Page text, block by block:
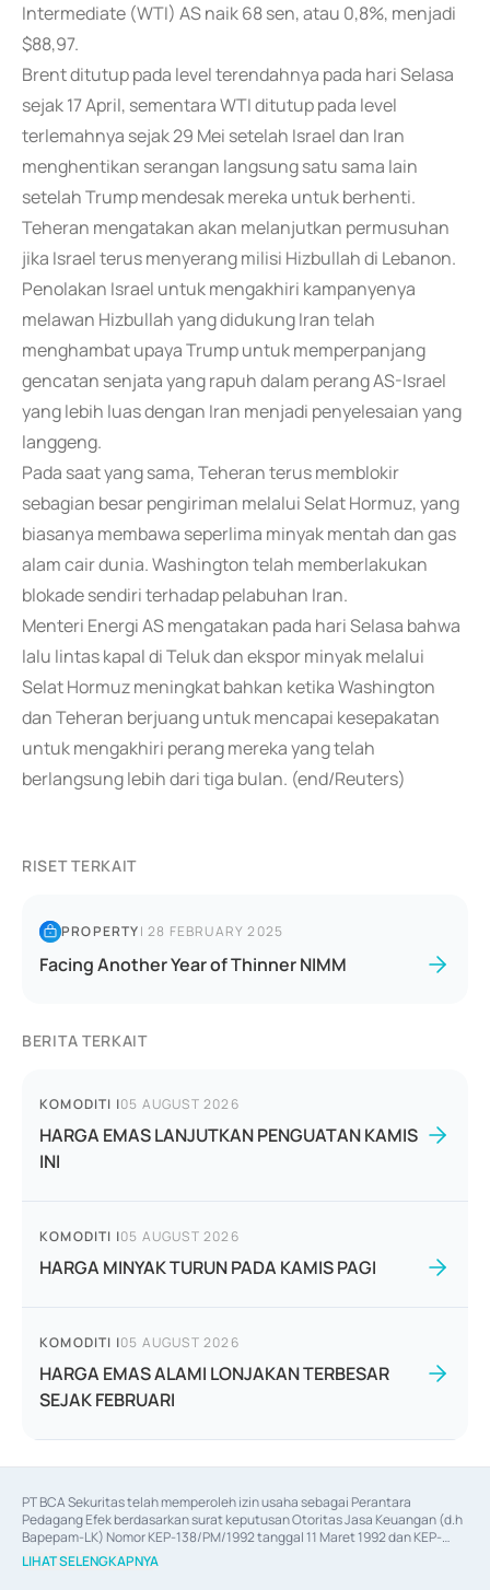
Intermediate (WTI) AS naik 68 sen, atau 0,8%, menjadi
$88,97.
Brent ditutup pada level terendahnya pada hari Selasa
sejak 17 April, sementara WTI ditutup pada level
terlemahnya sejak 29 Mei setelah Israel dan Iran
menghentikan serangan langsung satu sama lain
setelah Trump mendesak mereka untuk berhenti.
Teheran mengatakan akan melanjutkan permusuhan
jika Israel terus menyerang milisi Hizbullah di Lebanon.
Penolakan Israel untuk mengakhiri kampanyenya
melawan Hizbullah yang didukung Iran telah
menghambat upaya Trump untuk memperpanjang
gencatan senjata yang rapuh dalam perang AS-Israel
yang lebih luas dengan Iran menjadi penyelesaian yang
langgeng.
Pada saat yang sama, Teheran terus memblokir
sebagian besar pengiriman melalui Selat Hormuz, yang
biasanya membawa seperlima minyak mentah dan gas
alam cair dunia. Washington telah memberlakukan
blokade sendiri terhadap pelabuhan Iran.
Menteri Energi AS mengatakan pada hari Selasa bahwa
lalu lintas kapal di Teluk dan ekspor minyak melalui
Selat Hormuz meningkat bahkan ketika Washington
dan Teheran berjuang untuk mencapai kesepakatan
untuk mengakhiri perang mereka yang telah
berlangsung lebih dari tiga bulan. (end/Reuters)
RISET TERKAIT
PROPERTY|28 FEBRUARY 2025
Facing Another Year of Thinner NIMM
BERITA TERKAIT
KOMODITI |05 AUGUST 2026
HARGA EMAS LANJUTKAN PENGUATAN KAMIS
INI
KOMODITI |05 AUGUST 2026
HARGA MINYAK TURUN PADA KAMIS PAGI
KOMODITI |05 AUGUST 2026
HARGA EMAS ALAMI LONJAKAN TERBESAR
SEJAK FEBRUARI
PT BCA Sekuritas telah memperoleh izin usaha sebagai Perantara
Pedagang Efek berdasarkan surat keputusan Otoritas Jasa Keuangan (d.h
Bapepam-LK) Nomor KEP-138/PM/1992 tanggal 11 Maret 1992 dan KEP-
06/D.04/2014 tanggal 28 Februari 2014, izin usaha sebagai Penjamin Emisi
Efek berdasarkan surat keputusan Otoritas Jasa Keuangan Nomor KEP-
LIHAT SELENGKAPNYA